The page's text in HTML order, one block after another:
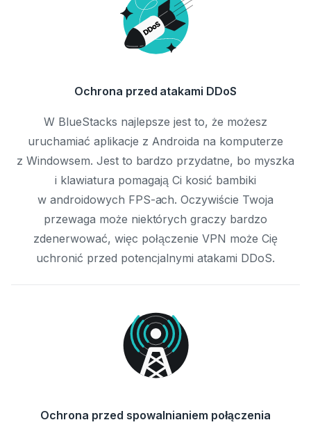
Ochrona przed atakami DDoS
W BlueStacks najlepsze jest to, że możesz
uruchamiać aplikacje z Androida na komputerze
z Windowsem. Jest to bardzo przydatne, bo myszka
i klawiatura pomagają Ci kosić bambiki
w androidowych FPS-ach. Oczywiście Twoja
przewaga może niektórych graczy bardzo
zdenerwować, więc połączenie VPN może Cię
uchronić przed potencjalnymi atakami DDoS.
Ochrona przed spowalnianiem połączenia